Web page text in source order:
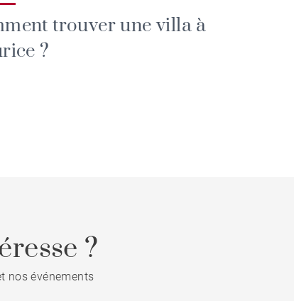
trouver une villa à
?
?
nos événements